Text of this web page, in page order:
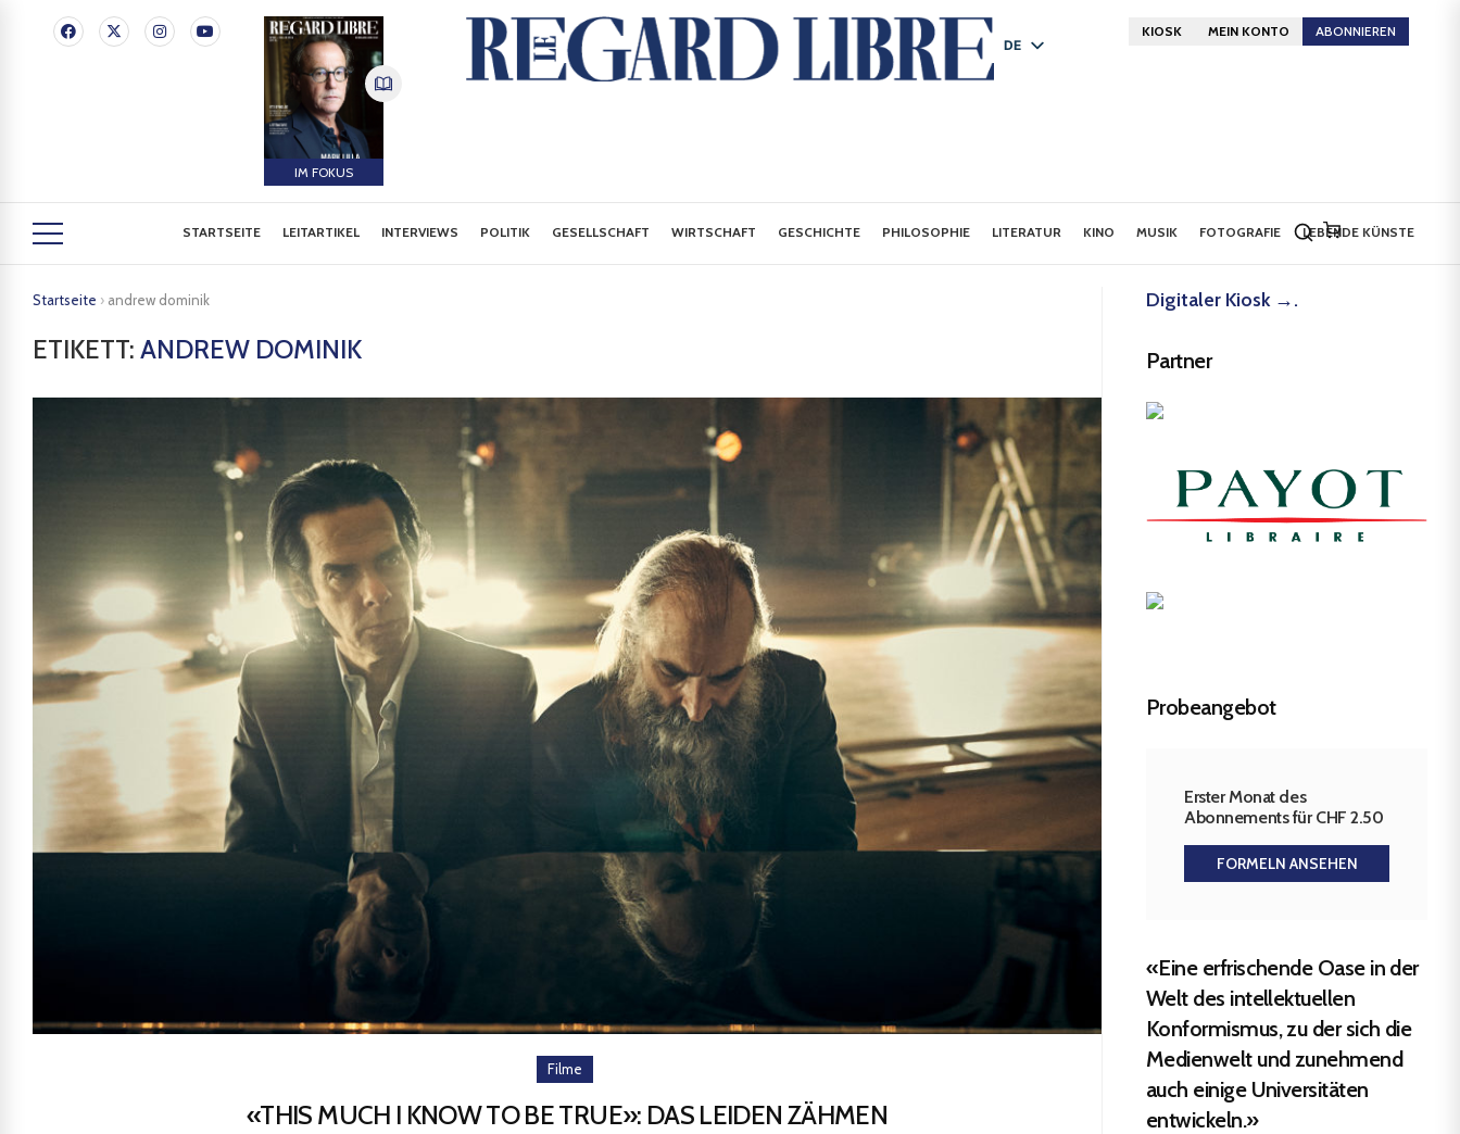
IM FOKUS
DE
KIOSK MEIN KONTO ABONNIEREN
STARTSEITE LEITARTIKEL INTERVIEWS POLITIK GESELLSCHAFT WIRTSCHAFT GESCHICHTE PHILOSOPHIE LITERATUR KINO MUSIK FOTOGRAFIE LEBENDE KÜNSTE
Startseite › andrew dominik
ETIKETT: ANDREW DOMINIK
Filme
«THIS MUCH I KNOW TO BE TRUE»: DAS LEIDEN ZÄHMEN
Digitaler Kiosk →.
Partner
Probeangebot
Erster Monat des
Abonnements für CHF 2.50
FORMELN ANSEHEN
«Eine erfrischende Oase in der
Welt des intellektuellen
Konformismus, zu der sich die
Medienwelt und zunehmend
auch einige Universitäten
entwickeln.»